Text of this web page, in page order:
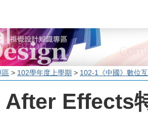
區 > 102學年度上學期 > 102-1《中國》數位
After Effects